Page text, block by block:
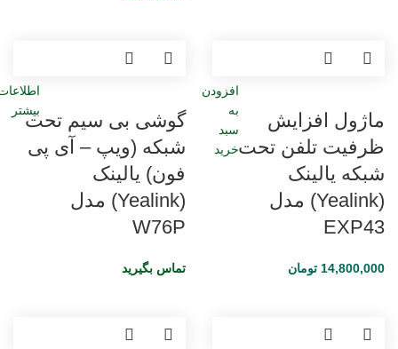
افزودن
به
سبد
خرید
ماژول افزایش
ظرفیت تلفن تحت
شبکه یالینک
(Yealink) مدل
EXP43
14,800,000 تومان
بیشتر
گوشی بی‌ سیم تحت
شبکه (ویپ – آی پی
فون) یالینک
(Yealink) مدل
W76P
تماس بگیرید